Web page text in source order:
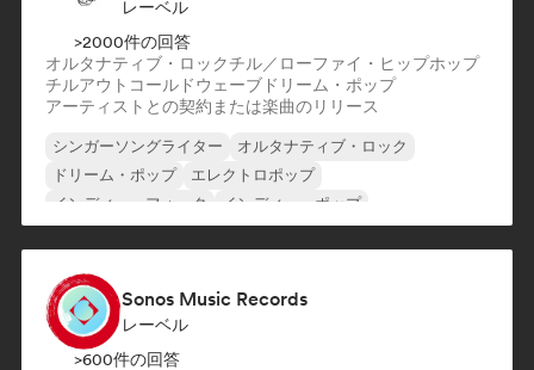
レーベル
>2000件の回答
オルタナティブ・ロックチル／ローファイ・ヒップホップ
チルアウト コールドウェーブ ドリーム・ポップ
アーティストとの契約または楽曲のリリース
シンガーソングライター
オルタナティブ・ロック
ドリーム・ポップ
エレクトロポップ
インディー・フォーク
インディー・ポップ
Sonos Music Records
レーベル
>600件の回答